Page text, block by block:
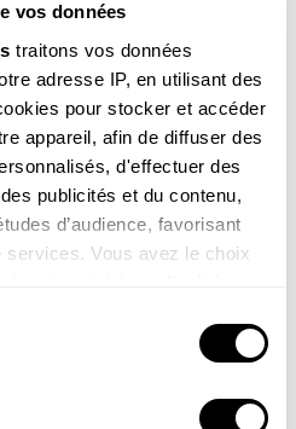
vos données
traitons vos données
adresse IP, en utilisant des
pour stocker et accéder
appareil, afin de diffuser des
d'effectuer des
publicités et du contenu,
d’audience, favorisant
services. Vous avez le choix
Déclaration relative aux
l'icône de confidentialité.